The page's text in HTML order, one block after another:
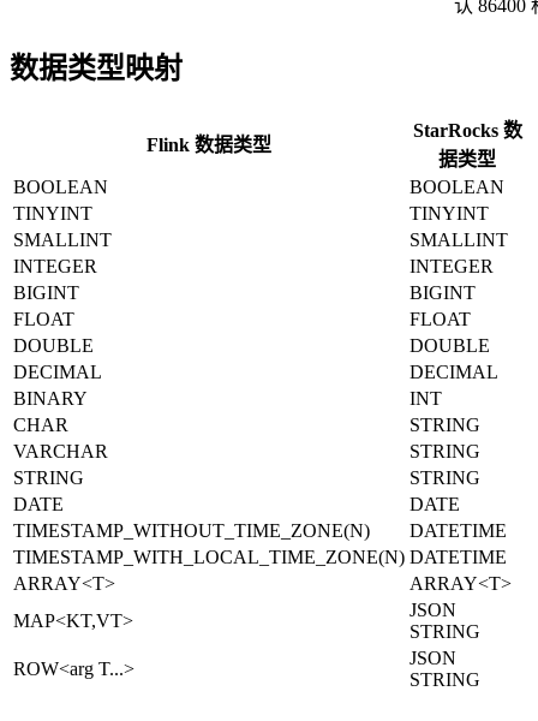
认 86400
数据类型映射
Flink 数据类型
StarRocks 数
据类型
BOOLEAN
BOOLEAN
TINYINT
TINYINT
SMALLINT
SMALLINT
INTEGER
INTEGER
BIGINT
BIGINT
FLOAT
FLOAT
DOUBLE
DOUBLE
DECIMAL
DECIMAL
BINARY
INT
CHAR
STRING
VARCHAR
STRING
STRING
STRING
DATE
DATE
TIMESTAMP_WITHOUT_TIME_ZONE(N)
DATETIME
TIMESTAMP_WITH_LOCAL_TIME_ZONE(N) DATETIME
ARRAY<T>
ARRAY<T>
MAP<KT,VT>
JSON
STRING
ROW<arg T...>
JSON
STRING